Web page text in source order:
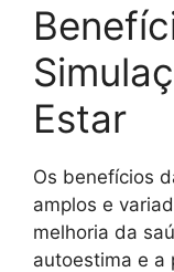
Estar
Os benefícios
amplos e
melhoria da
autoestima e a